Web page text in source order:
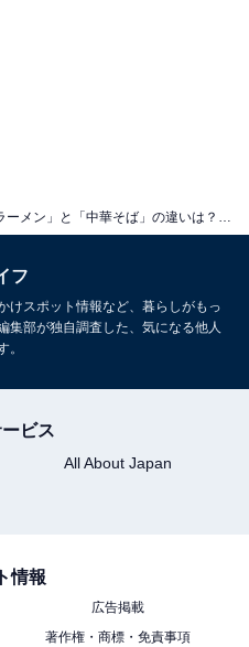
本発祥
い漢字が入ったどんぶ
んぶりを使っていました
メン専用のどんぶりを作
フ
けスポット情報など、暮らしがもっ
集部が独自調査した、気になる他人
。
ビス
All About Japan
情報
広告掲載
著作権・商標・免責事項